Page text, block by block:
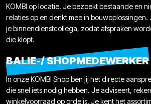
KOMBI op locatie. Je bezoekt bestaande en
relaties op en denkt mee in bouwoplossingen.
je binnendienstcollega, zodat afspraken
die klopt.
BALIE-/ SHOPMEDEWERKER
In onze KOMBI Shop ben jij het directe
die snel iets nodig hebben. Je adviseert,
winkelvoorraad op orde is. Je kent het